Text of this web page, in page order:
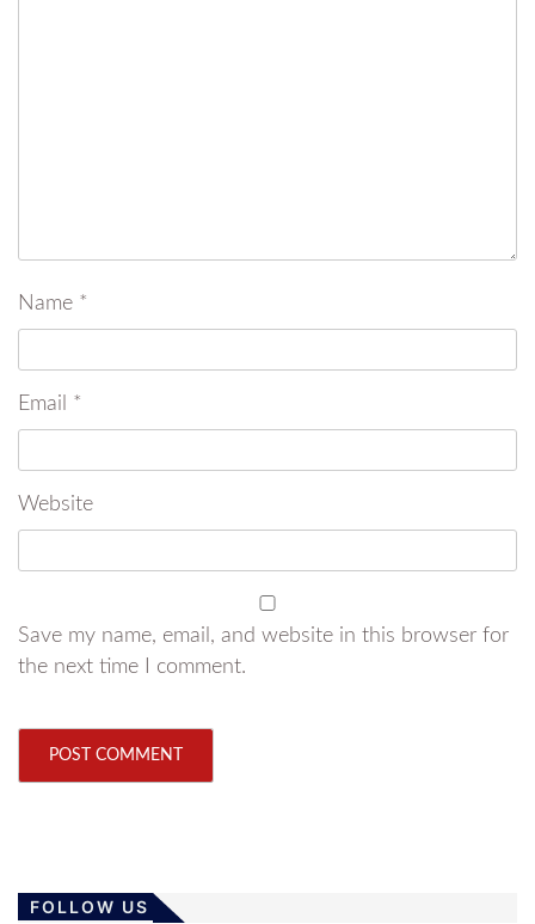
Name *
Email *
Website
Save my name, email, and website in this browser for
the next time I comment.
FOLLOW US